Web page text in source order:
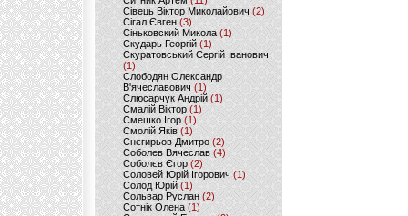
Сівець Віктор Миколайович(2)
Сігал Євген (3)
Сіньковский Микола(1)
Скударь Георгій (1)
Скуратовський Сергій Іванович
(1)
Слободян Олександр
В'ячеславович(1)
Слюсарчук Андрій(1)
Смалій Віктор (1)
Смешко Ігор (1)
Смолій Яків (1)
Снєгирьов Дмитро (2)
Соболев Вячеслав (4)
Соболєв Єгор(2)
Соловей Юрій Ігорович (1)
Солод Юрій (1)
Сольвар Руслан (2)
Сотнік Олена(1)